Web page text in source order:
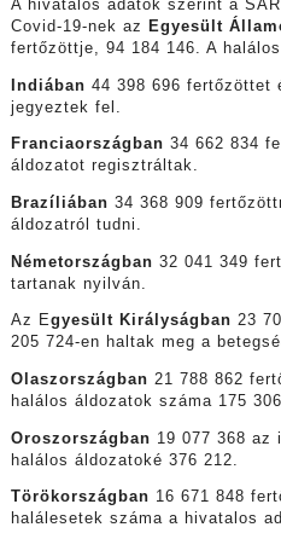
A hivatalos adatok szerint a
Covid-19-nek az
Egyesült
fertőzöttje, 94 184 146. A
Indiában 44 398 696 fertőzöttet
jegyeztek fel.
Franciaországban 34 662 834
áldozatot regisztráltak.
Brazíliában 34 368 909
áldozatról tudni.
Németországban 32 041 349
tartanak nyilván.
Az Egyesült Királyságban 23
205 724-en haltak meg a
Olaszországban 21 788 862
halálos áldozatok száma 175
Oroszországban 19 077 368 az
halálos áldozatoké 376 212.
Törökországban 16 671 848
halálesetek száma a hivatalos